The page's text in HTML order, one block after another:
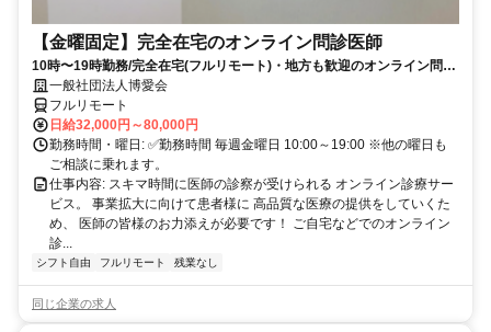
【金曜固定】完全在宅のオンライン問診医師
10時〜19時勤務/完全在宅(フルリモート)・地方も歓迎のオンライン問診
業務一般社団法人博愛会
フルリモート
日給32,000円～80,000円
勤務時間・曜日: ✅勤務時間 毎週金曜日 10:00～19:00 ※他の曜日も
ご相談に乗れます。
仕事内容: スキマ時間に医師の診察が受けられる オンライン診療サー
ビス。 事業拡大に向けて患者様に 高品質な医療の提供をしていくた
め、 医師の皆様のお力添えが必要です！ ご自宅などでのオンライン
診...
シフト自由 フルリモート 残業なし
同じ企業の求人